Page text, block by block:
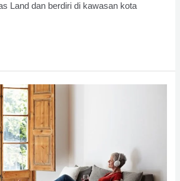
Land dan berdiri di kawasan kota